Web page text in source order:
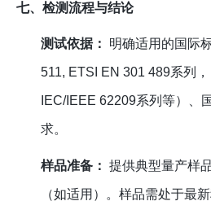
七、检测流程与结论
测试依据： 明确适用的国际
511, ETSI EN 301 489系列
IEC/IEEE 62209系列等）、
求。
样品准备： 提供典型量产样
（如适用）。样品需处于最